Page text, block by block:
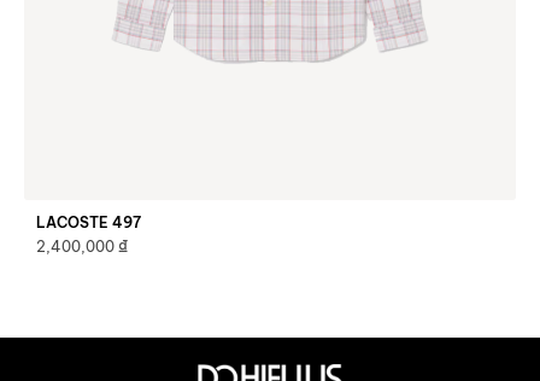
LACOSTE 497
2,400,000 ₫